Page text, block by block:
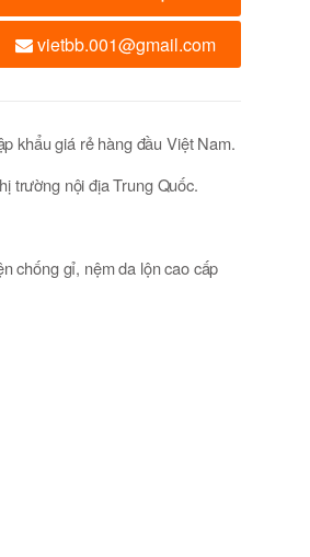
vietbb.001@gmail.com
khẩu giá rẻ hàng đầu Việt Nam.
trường nội địa Trung Quốc.
chống gỉ, nệm da lộn cao cấp